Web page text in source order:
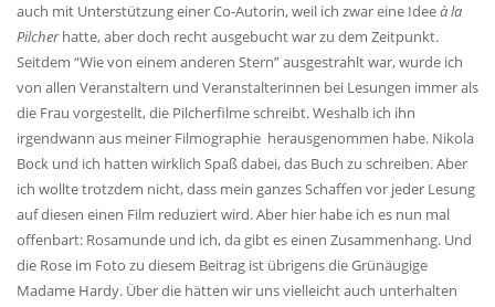
auch mit Unterstützung einer Co-Autorin, weil ich zwar eine Ideeà la
Pilcherhatte, aber doch recht ausgebucht war zu dem Zeitpunkt.
Seitdem “Wie von einem anderen Stern” ausgestrahlt war, wurde ich
von allen Veranstaltern und Veranstalterinnen bei Lesungen immer als
die Frau vorgestellt, die Pilcherfilme schreibt. Weshalb ich ihn
irgendwann aus meiner Filmographie herausgenommen habe. Nikola
Bock und ich hatten wirklich Spaß dabei, das Buch zu schreiben. Aber
ich wollte trotzdem nicht, dass mein ganzes Schaffen vor jeder Lesung
auf diesen einen Film reduziert wird. Aber hier habe ich es nun mal
offenbart: Rosamunde und ich, da gibt es einen Zusammenhang. Und
die Rose im Foto zu diesem Beitrag ist übrigens die Grünäugige
Madame Hardy. Über die hätten wir uns vielleicht auch unterhalten